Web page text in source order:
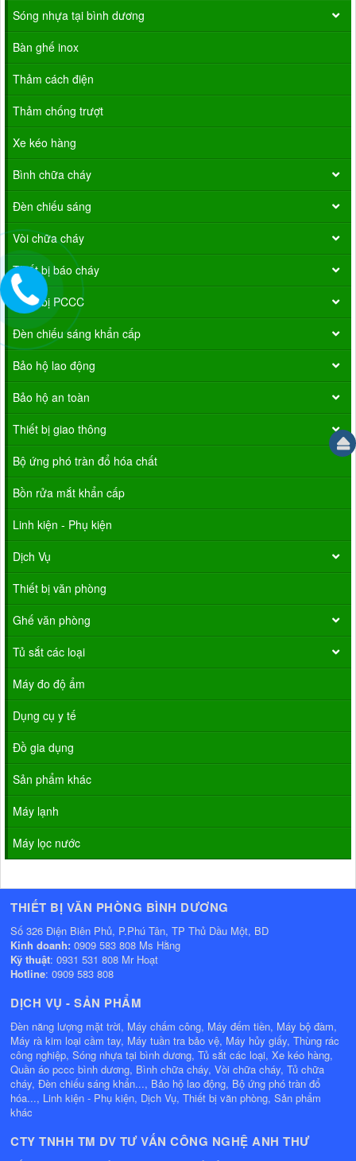
Sóng nhựa tại bình dương
Bàn ghế inox
Thảm cách điện
Thảm chống trượt
Xe kéo hàng
Bình chữa cháy
Đèn chiếu sáng
Vòi chữa cháy
Thiết bị báo cháy
Thiết bị PCCC
Đèn chiếu sáng khẩn cấp
Bảo hộ lao động
Bảo hộ an toàn
Thiết bị giao thông
Bộ ứng phó tràn đổ hóa chất
Bồn rửa mắt khẩn cấp
Linh kiện - Phụ kiện
Dịch Vụ
Thiết bị văn phòng
Ghế văn phòng
Tủ sắt các loại
Máy đo độ ẩm
Dụng cụ y tế
Đồ gia dụng
Sản phẩm khác
Máy lạnh
Máy lọc nước
THIẾT BỊ VĂN PHÒNG BÌNH DƯƠNG
Số 326 Điện Biên Phủ, P.Phú Tân, TP Thủ Dầu Một, BD
Kinh doanh: 0909 583 808 Ms Hằng
Kỹ thuật: 0931 531 808 Mr Hoạt
Hotline: 0909 583 808
DỊCH VỤ - SẢN PHẨM
Đèn năng lượng mặt trời, Máy chấm công, Máy đếm tiền, Máy bộ đàm,
Máy rà kim loại cầm tay, Máy tuần tra bảo vệ, Máy hủy giấy, Thùng rác
công nghiệp, Sóng nhựa tại bình dương, Tủ sắt các loại, Xe kéo hàng,
Quần áo pccc bình dương, Bình chữa cháy, Vòi chữa cháy, Tủ chữa
cháy, Đèn chiếu sáng khẩn..., Bảo hộ lao động, Bộ ứng phó tràn đổ
hóa..., Linh kiện - Phụ kiện, Dịch Vụ, Thiết bị văn phòng, Sản phẩm
khác
CTY TNHH TM DV TƯ VẤN CÔNG NGHỆ ANH THƯ